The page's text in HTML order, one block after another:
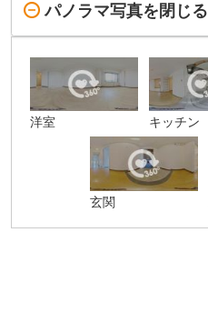
パノラマ写真を閉じる
洋室 キッチン
玄関